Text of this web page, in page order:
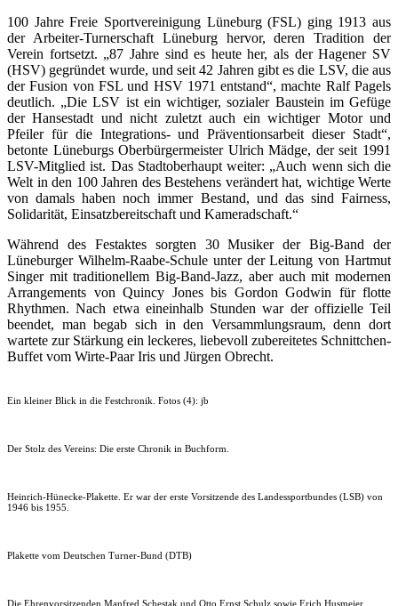
100 Jahre Freie Sportvereinigung Lüneburg (FSL) ging 1913 aus
der Arbeiter-Turnerschaft Lüneburg hervor, deren Tradition der
Verein fortsetzt. „87 Jahre sind es heute her, als der Hagener SV
(HSV) gegründet wurde, und seit 42 Jahren gibt es die LSV, die aus
der Fusion von FSL und HSV 1971 entstand“, machte Ralf Pagels
deutlich. „Die LSV ist ein wichtiger, sozialer Baustein im Gefüge
der Hansestadt und nicht zuletzt auch ein wichtiger Motor und
Pfeiler für die Integrations- und Präventionsarbeit dieser Stadt“,
betonte Lüneburgs Oberbürgermeister Ulrich Mädge, der seit 1991
LSV-Mitglied ist. Das Stadtoberhaupt weiter: „Auch wenn sich die
Welt in den 100 Jahren des Bestehens verändert hat, wichtige Werte
von damals haben noch immer Bestand, und das sind Fairness,
Solidarität, Einsatzbereitschaft und Kameradschaft.“
Während des Festaktes sorgten 30 Musiker der Big-Band der
Lüneburger Wilhelm-Raabe-Schule unter der Leitung von Hartmut
Singer mit traditionellem Big-Band-Jazz, aber auch mit modernen
Arrangements von Quincy Jones bis Gordon Godwin für flotte
Rhythmen. Nach etwa eineinhalb Stunden war der offizielle Teil
beendet, man begab sich in den Versammlungsraum, denn dort
wartete zur Stärkung ein leckeres, liebevoll zubereitetes Schnittchen-
Buffet vom Wirte-Paar Iris und Jürgen Obrecht.
Ein kleiner Blick in die Festchronik. Fotos (4): jb
Der Stolz des Vereins: Die erste Chronik in Buchform.
Heinrich-Hünecke-Plakette. Er war der erste Vorsitzende des Landessportbundes (LSB) von
1946 bis 1955.
Plakette vom Deutschen Turner-Bund (DTB)
Die Ehrenvorsitzenden Manfred Schestak und Otto Ernst Schulz sowie Erich Husmeier,